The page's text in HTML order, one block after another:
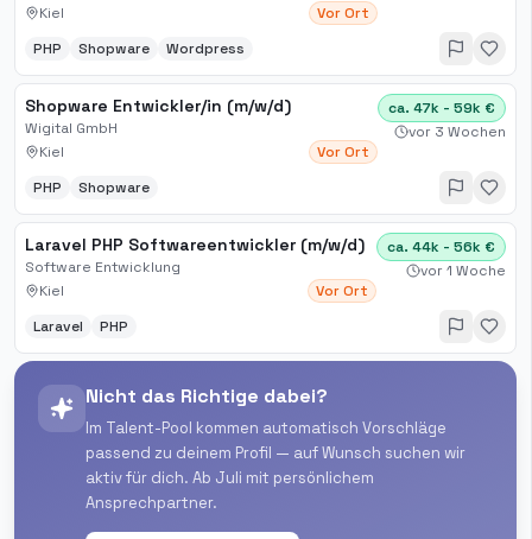
Kiel
Vor Ort
PHP Shopware Wordpress
Shopware Entwickler/in (m/w/d)
Wigital GmbH
Kiel
Vor Ort
ca. 47k - 59k €
vor 3 Wochen
PHP Shopware
Laravel PHP Softwareentwickler (m/w/d)
Software Entwicklung
Kiel
Vor Ort
ca. 44k - 56k €
vor 1 Woche
Laravel PHP
Nicht das Richtige dabei?
Im Talent-Pool kommen automatisch Vorschläge
passend zu deinem Profil — auf Wunsch suchen wir
aktiv für dich. Ab Juli mit persönlichem
Ansprechpartner.